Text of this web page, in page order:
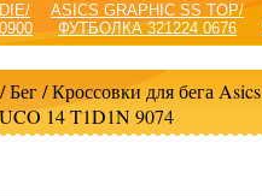
ASICS GRAPHIC SS TOP/
ФУТБОЛКА 321224 0676
/Бег/Кроссовки для бега Asics
14 T1D1N 9074